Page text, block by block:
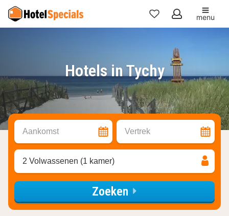
Mijn
menu
Hotels in Tychy
Aankomst Vertrek
2 Volwassenen (1 kamer)
Zoeken